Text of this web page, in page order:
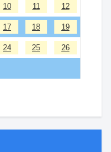
10 11 12
17 18 19
24 25 26